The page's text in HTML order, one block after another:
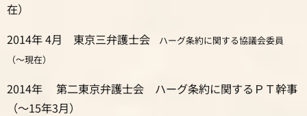
在）
2014年 4月 東京三弁護士会 ハーグ条約に関する協議会委員
（～現在）
2014年 第二東京弁護士会 ハーグ条約に関するＰＴ幹事
（～15年3月）